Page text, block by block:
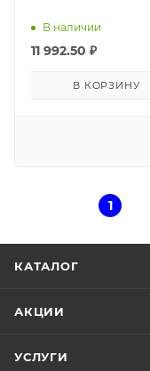
В наличии
11 992.50 ₽
В КОРЗИНУ
1
КАТАЛОГ
АКЦИИ
УСЛУГИ